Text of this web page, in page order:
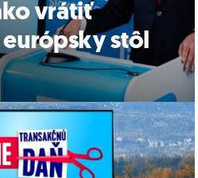
vrátiť
európsky stôl